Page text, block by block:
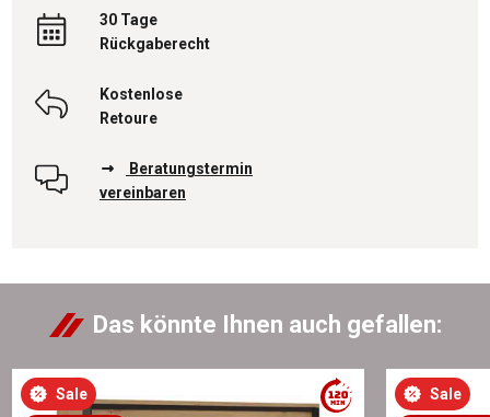
30 Tage
Rückgaberecht
Kostenlose
Retoure
Beratungstermin
vereinbaren
Das könnte Ihnen auch gefallen:
Sale Sale